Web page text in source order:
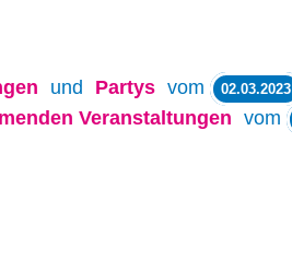
und Partys vom 02.03.2023
Veranstaltungen vom